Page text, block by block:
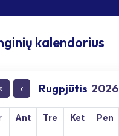
kalendorius
‹ Rugpjūtis 2026
Ant Tre Ket Pen